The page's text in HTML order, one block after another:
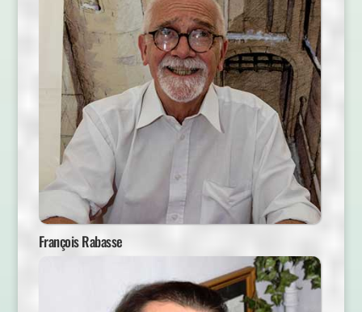
François Rabasse